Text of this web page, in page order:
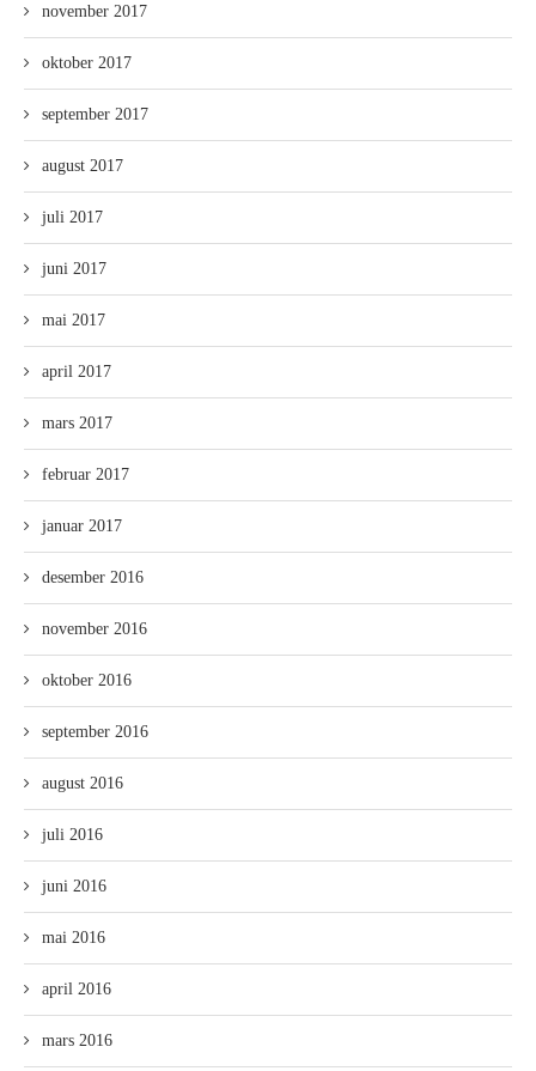
november 2017
oktober 2017
september 2017
august 2017
juli 2017
juni 2017
mai 2017
april 2017
mars 2017
februar 2017
januar 2017
desember 2016
november 2016
oktober 2016
september 2016
august 2016
juli 2016
juni 2016
mai 2016
april 2016
mars 2016